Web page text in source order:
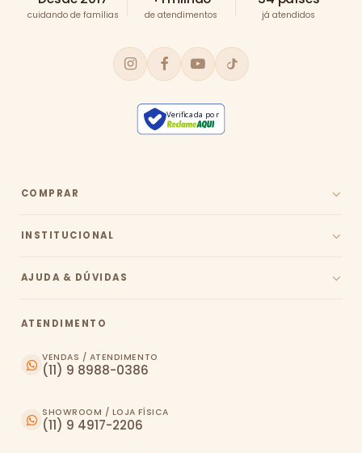
cuidando de famílias de atendimentos já atendidos
Verificada por
COMPRAR
INSTITUCIONAL
AJUDA & DÚVIDAS
ATENDIMENTO
VENDAS / ATENDIMENTO
(11) 9 8988-0386
SHOWROOM / LOJA FÍSICA
(11) 9 4917-2206